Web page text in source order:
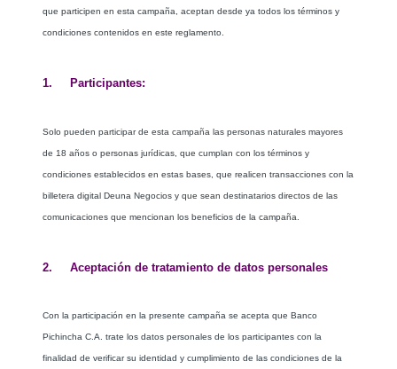
que participen en esta campaña, aceptan desde ya todos los términos y
condiciones contenidos en este reglamento.
1. Participantes:
Solo pueden participar de esta campaña las personas naturales mayores
de 18 años o personas jurídicas, que cumplan con los términos y
condiciones establecidos en estas bases, que realicen transacciones con la
billetera digital Deuna Negocios y que sean destinatarios directos de las
comunicaciones que mencionan los beneficios de la campaña.
2. Aceptación de tratamiento de datos personales
Con la participación en la presente campaña se acepta que Banco
Pichincha C.A. trate los datos personales de los participantes con la
finalidad de verificar su identidad y cumplimiento de las condiciones de la